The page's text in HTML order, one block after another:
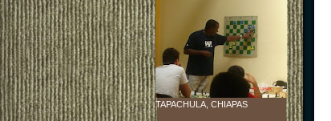
TAPACHULA, CHIAPAS